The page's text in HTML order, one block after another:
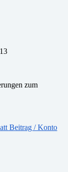
zum
Beitrag / Konto